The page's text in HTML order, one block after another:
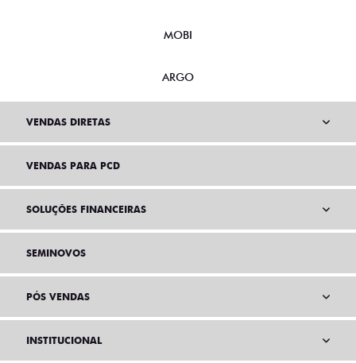
MOBI
ARGO
VENDAS DIRETAS
VENDAS PARA PCD
SOLUÇÕES FINANCEIRAS
SEMINOVOS
PÓS VENDAS
INSTITUCIONAL